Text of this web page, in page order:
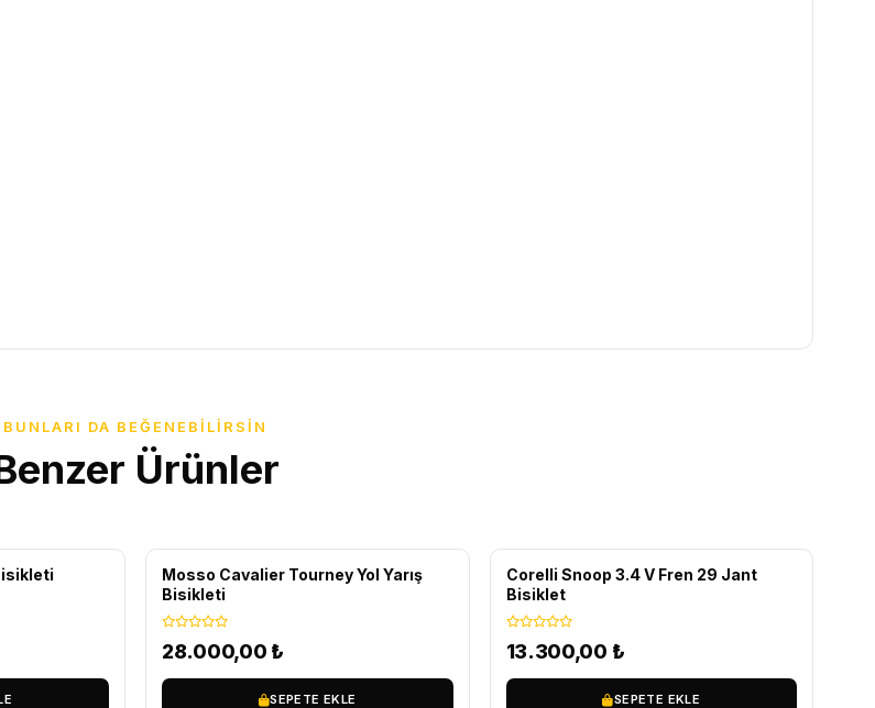
BUNLARI DA BEĞENEBILIRSIN
Ürünler
Mosso Cavalier Tourney Yol Yarış
Bisikleti
28.000,00 ₺
SEPETE EKLE
Corelli Snoop 3.4 V Fren 29 Jant
Bisiklet
13.300,00 ₺
SEPETE EKLE